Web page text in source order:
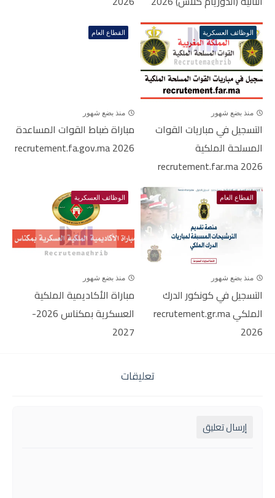
الوظائف العسكرية
منذ بضع شهور
التسجيل في مباريات القوات
المسلحة الملكية
recrutement.far.ma 2026
القطاع العام
منذ بضع شهور
مباراة ضباط القوات المساعدة
2026 recrutement.fa.gov.ma
القطاع العام
منذ بضع شهور
التسجيل في كونكور الدرك
الملكي recrutement.gr.ma
2026
الوظائف العسكرية
منذ بضع شهور
مباراة الأكاديمية الملكية
العسكرية بمكناس 2026-
2027
تعليقات
إرسال تعليق